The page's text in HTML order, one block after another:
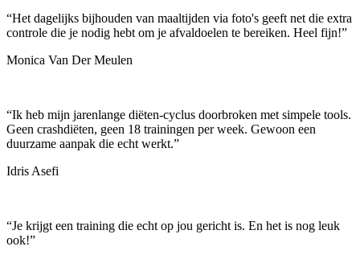
“Het dagelijks bijhouden van maaltijden via foto's geeft net die extra
controle die je nodig hebt om je afvaldoelen te bereiken. Heel fijn!”
Monica Van Der Meulen
“Ik heb mijn jarenlange diëten-cyclus doorbroken met simpele tools.
Geen crashdiëten, geen 18 trainingen per week. Gewoon een
duurzame aanpak die echt werkt.”
Idris Asefi
“Je krijgt een training die echt op jou gericht is. En het is nog leuk
ook!”